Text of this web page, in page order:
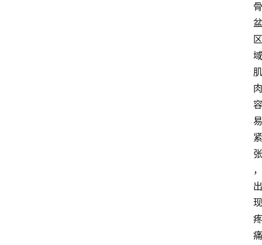
骨
盆
区
域
肌
肉
容
易
紧
张
，
出
现
疼
痛